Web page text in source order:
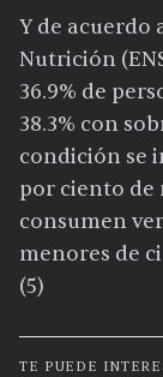
Y de acuerdo
Nutrición
36.9% de
38.3% con
condición se
por ciento de
consumen
menores de
(5)
TE PUEDE